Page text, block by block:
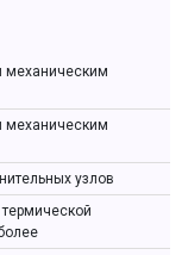
механическим
механическим
узлов